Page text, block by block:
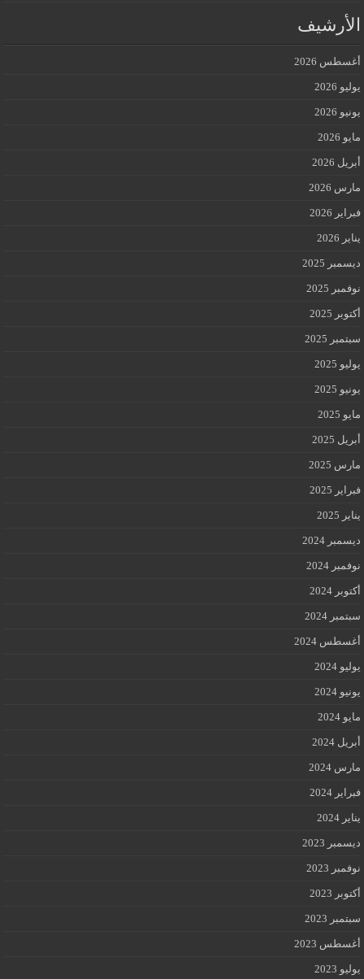
الأرشيف
أغسطس 2026
يوليو 2026
يونيو 2026
مايو 2026
أبريل 2026
مارس 2026
فبراير 2026
يناير 2026
ديسمبر 2025
نوفمبر 2025
أكتوبر 2025
سبتمبر 2025
يوليو 2025
يونيو 2025
مايو 2025
أبريل 2025
مارس 2025
فبراير 2025
يناير 2025
ديسمبر 2024
نوفمبر 2024
أكتوبر 2024
سبتمبر 2024
أغسطس 2024
يوليو 2024
يونيو 2024
مايو 2024
أبريل 2024
مارس 2024
فبراير 2024
يناير 2024
ديسمبر 2023
نوفمبر 2023
أكتوبر 2023
سبتمبر 2023
أغسطس 2023
يوليو 2023